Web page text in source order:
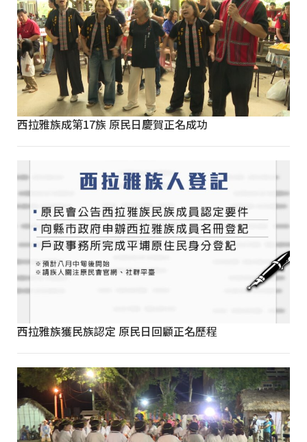
西拉雅族成第17族 原民日慶賀正名成功
西拉雅族獲民族認定 原民日回顧正名歷程